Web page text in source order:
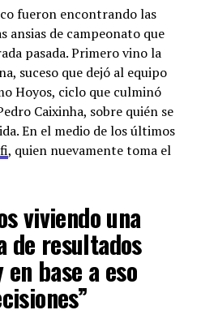
fueron encontrando las
ansias de campeonato que
pasada. Primero vino la
suceso que dejó al equipo
Hoyos, ciclo que culminó
Caixinha, sobre quién se
En el medio de los últimos
, quien nuevamente toma el
viviendo una
de resultados
base a eso